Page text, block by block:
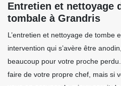
Entretien et nettoyage
tombale à Grandris
L’entretien et nettoyage de tombe
intervention qui s’avère être
beaucoup pour votre proche
faire de votre propre chef, mais si